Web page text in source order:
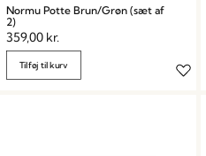
Normu Potte Brun/Grøn (sæt af
2)
359,00 kr.
Tilføj til kurv